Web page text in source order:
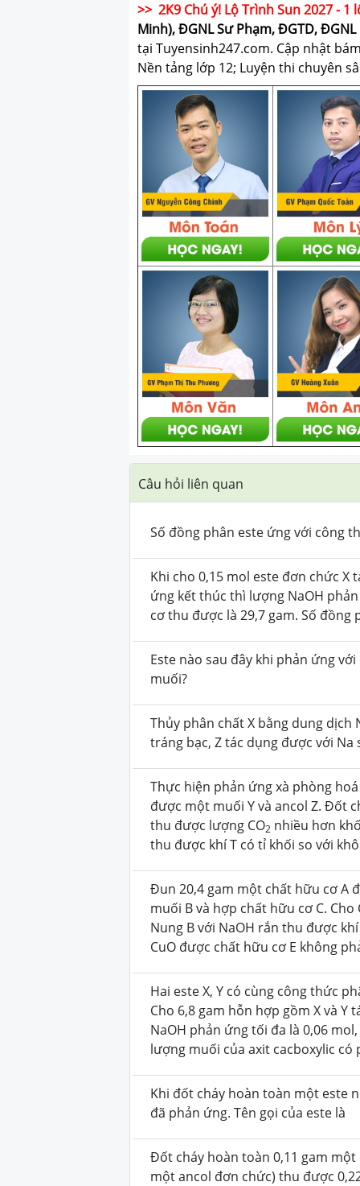
>> 2K9 Chú ý! Lộ Trình Sun 2027 -
Minh), ĐGNL Sư Phạm, ĐGTD,
tại Tuyensinh247.com. Cập nhật
Nền tảng lớp 12; Luyện thi chuyên
Câu hỏi liên quan
Số đồng phân este ứng với công
Khi cho 0,15 mol este đơn chức X
ứng kết thúc thì lượng NaOH
cơ thu được là 29,7 gam. Số
Este nào sau đây khi phản ứng
muối?
Thủy phân chất X bằng dung dịch
tráng bạc, Z tác dụng được với Na
Thực hiện phản ứng xà phòng
được một muối Y và ancol Z. Đốt
thu được lượng CO2 nhiều hơn
thu được khí T có tỉ khối so với
Đun 20,4 gam một chất hữu cơ A
muối B và hợp chất hữu cơ C.
Nung B với NaOH rắn thu được
CuO được chất hữu cơ E không
Hai este X, Y có cùng công thức
Cho 6,8 gam hỗn hợp gồm X và
NaOH phản ứng tối đa là 0,06
lượng muối của axit cacboxylic
Khi đốt cháy hoàn toàn một este
đã phản ứng. Tên gọi của este là
Đốt cháy hoàn toàn 0,11 gam
một ancol đơn chức) thu được